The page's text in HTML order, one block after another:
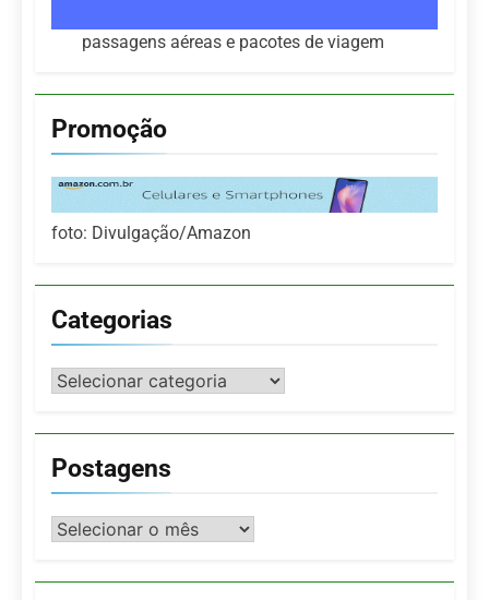
passagens aéreas e pacotes de viagem
Promoção
foto: Divulgação/Amazon
Categorias
Categorias
Postagens
Postagens